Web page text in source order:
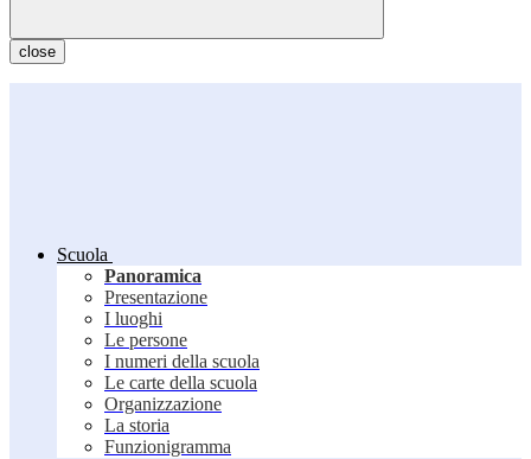
close
Scuola
Panoramica
Presentazione
I luoghi
Le persone
I numeri della scuola
Le carte della scuola
Organizzazione
La storia
Funzionigramma